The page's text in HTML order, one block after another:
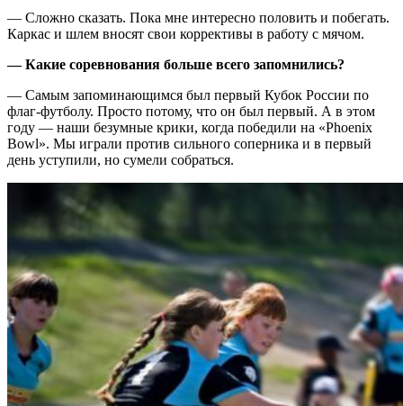
— Сложно сказать. Пока мне интересно половить и побегать.
Каркас и шлем вносят свои коррективы в работу с мячом.
— Какие соревнования больше всего запомнились?
— Самым запоминающимся был первый Кубок России по
флаг-футболу. Просто потому, что он был первый. А в этом
году — наши безумные крики, когда победили на «Phoenix
Bowl». Мы играли против сильного соперника и в первый
день уступили, но сумели собраться.